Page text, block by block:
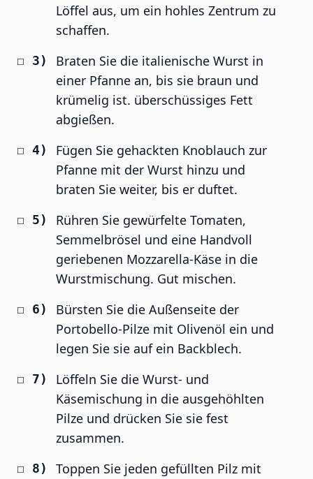
Löffel aus, um ein hohles Zentrum zu
schaffen.
Braten Sie die italienische Wurst in
einer Pfanne an, bis sie braun und
krümelig ist. überschüssiges Fett
abgießen.
Fügen Sie gehackten Knoblauch zur
Pfanne mit der Wurst hinzu und
braten Sie weiter, bis er duftet.
Rühren Sie gewürfelte Tomaten,
Semmelbrösel und eine Handvoll
geriebenen Mozzarella-Käse in die
Wurstmischung. Gut mischen.
Bürsten Sie die Außenseite der
Portobello-Pilze mit Olivenöl ein und
legen Sie sie auf ein Backblech.
Löffeln Sie die Wurst- und
Käsemischung in die ausgehöhlten
Pilze und drücken Sie sie fest
zusammen.
Toppen Sie jeden gefüllten Pilz mit